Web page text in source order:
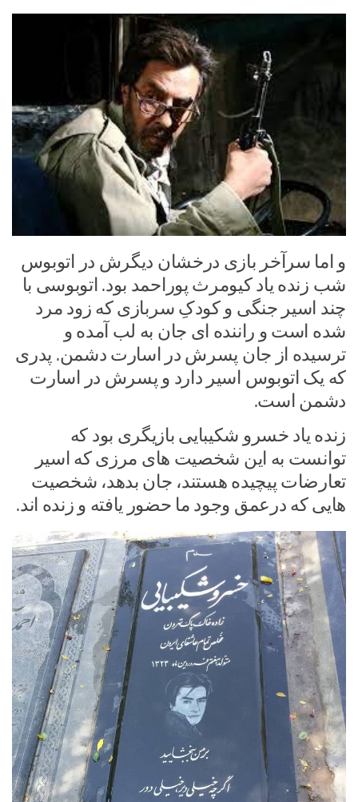
و اما سرآخر بازی درخشان دیگرش در اتوبوس
شب زنده یاد کیومرث پوراحمد بود. اتوبوسی با
چند اسیر جنگی و کودکِ سربازی که زود مرد
شده است و راننده ای جان به لب آمده و
ترسیده از جان پسرش در اسارت دشمن. پدری
که یک اتوبوس اسیر دارد و پسرش در اسارت
دشمن است.
زنده یاد خسرو شکیبایی بازیگری بود که
توانست به این شخصیت های مرزی که اسیر
تعارضات پیچیده هستند، جان بدهد، شخصیت
هایی که درعمق وجود ما حضور یافته و زنده اند.